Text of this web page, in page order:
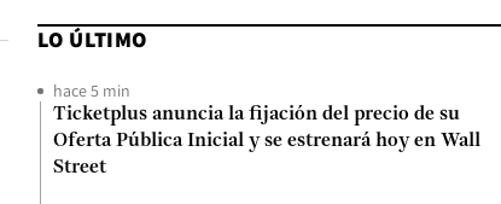
LO ÚLTIMO
hace 5 min
Ticketplus anuncia la fijación del precio de su
Oferta Pública Inicial y se estrenará hoy en Wall
Street